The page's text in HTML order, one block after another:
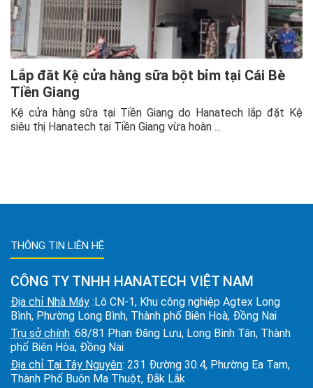
Lắp đăt Kệ cửa hàng sữa bột bỉm tại Cái Bè
Tiền Giang
Kệ cửa hàng sữa tại Tiền Giang do Hanatech lắp đặt Kệ
siêu thị Hanatech tại Tiền Giang vừa hoàn ...
THÔNG TIN LIÊN HỆ
CÔNG TY TNHH HANATECH VIỆT NAM
Địa chỉ Nhà Máy :Lô CN-1, Khu công nghiệp Agtex Long
Bình, Phường Long Bình, Thành phố Biên Hoà, Đồng Nai
Trụ sở chính :68/81 Phan Đăng Lưu, Long Bình Tân, Thành
phố Biên Hòa, Đồng Nai
Địa chỉ Tại Tây Nguyên: 231 Đường 30.4, Phường Ea Tam,
Thành Phố Buôn Ma Thuột, Đắk Lắk